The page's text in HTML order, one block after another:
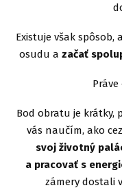
Existuje však
osudu a začať
Bod obratu je krátky,
vás naučím, ako
svoj životný
a pracovať s
zámery dostali